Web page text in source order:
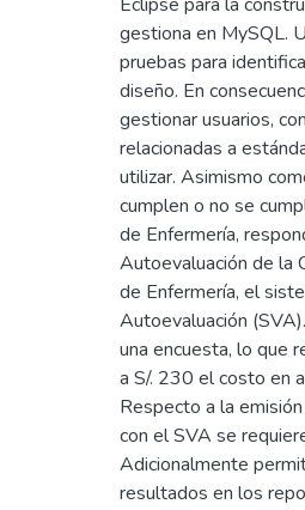
gestiona en MySQL.
pruebas para
diseño. En
gestionar usuarios,
relacionadas a
utilizar. Asimismo
cumplen o no se
de Enfermería,
Autoevaluación de la
de Enfermería, el
Autoevaluación
una encuesta, lo que
a S/. 230 el costo en
Respecto a la
con el SVA se
Adicionalmente
resultados en los